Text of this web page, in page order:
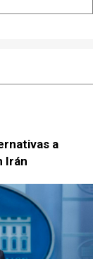
a
Irán